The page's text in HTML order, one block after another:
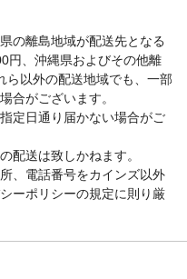
の離島地域が配送先となる
円、沖縄県およびその他離
ら以外の配送地域でも、一部
合がございます。
定日通り届かない場合がご
配送は致しかねます。
、電話番号をカインズ以外
ーポリシーの規定に則り厳